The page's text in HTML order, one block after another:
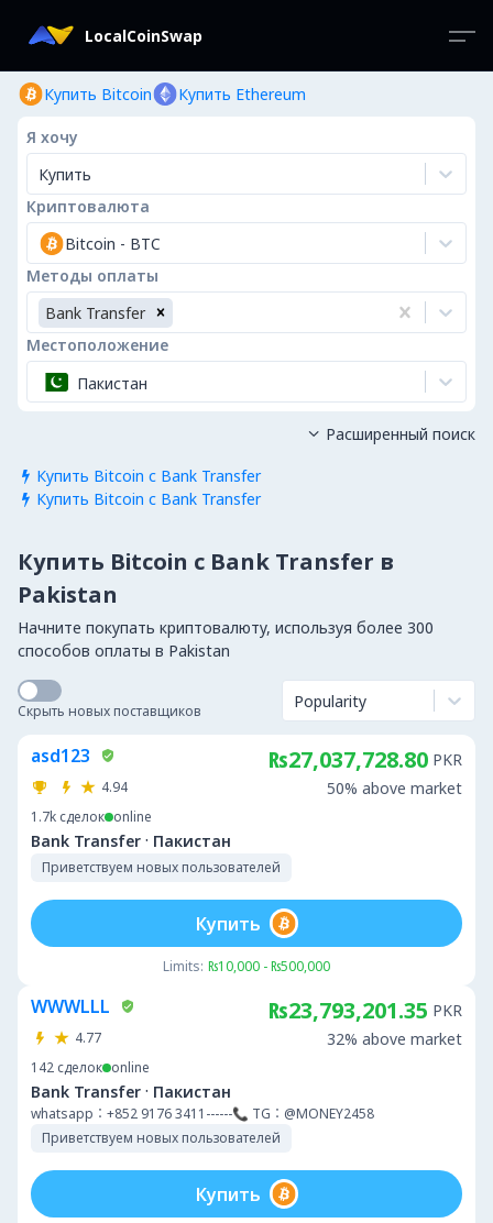
LocalCoinSwap
Купить Bitcoin Купить Ethereum
Я хочу
Купить
Криптовалюта
Bitcoin - BTC
Методы оплаты
Bank Transfer
Местоположение
Пакистан
 Купить Bitcoin с Bank Transfer
 Купить Bitcoin с Bank Transfer
 Расширенный поиск
Купить Bitcoin с Bank Transfer в
Pakistan
Начните покупать криптовалюту, используя более 300
способов оплаты в Pakistan
Скрыть новых поставщиков Popularity
asd123
4.94
1.7k сделок online
Bank Transfer · Пакистан
Приветствуем новых пользователей
₨27,037,728.80 PKR
50% above market
Limits: ₨10,000 - ₨500,000
Купить
WWWLLL
4.77
142 сделок online
Bank Transfer · Пакистан
whatsapp：+852 9176 3411------📞 TG：@MONEY2458
Приветствуем новых пользователей
₨23,793,201.35 PKR
32% above market
Купить